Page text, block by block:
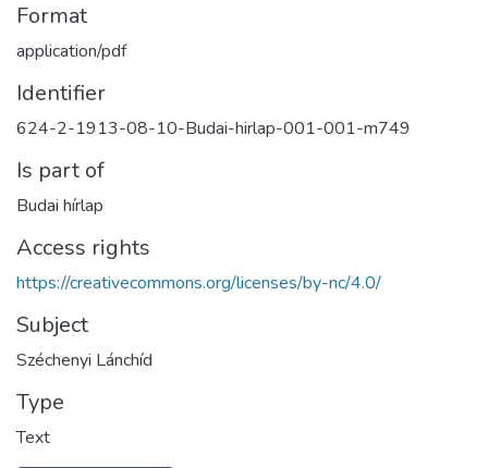
Format
application/pdf
Identifier
624-2-1913-08-10-Budai-hirlap-001-001-m749
Is part of
Budai hírlap
Access rights
https://creativecommons.org/licenses/by-nc/4.0/
Subject
Széchenyi Lánchíd
Type
Text